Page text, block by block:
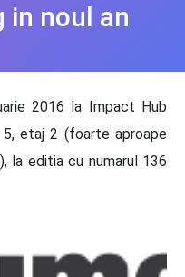
in noul an
2016 la Impact Hub
5, etaj 2 (foarte aproape
la editia cu numarul 136